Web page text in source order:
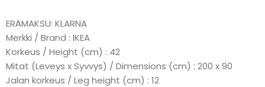
ERÄMAKSU: KLARNA
Merkki / Brand : IKEA
Korkeus / Height (cm) : 42
Mitat (Leveys x Syvvys) / Dimensions (cm) : 200 x 90
Jalan korkeus / Leg height (cm) : 12